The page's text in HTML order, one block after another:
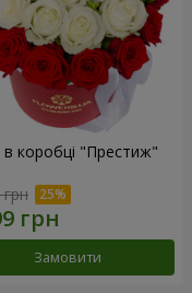
в коробці "Престиж"
Замовити